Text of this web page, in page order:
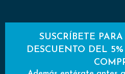
SUSCRÍBETE
DESCUENTO DEL